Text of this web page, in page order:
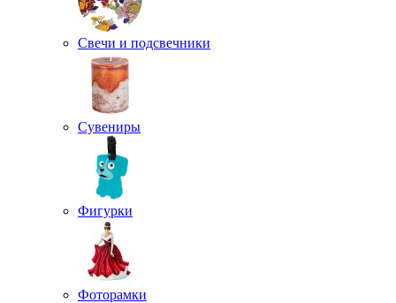
Свечи и подсвечники
Сувениры
Фигурки
Фоторамки